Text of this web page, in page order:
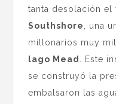
tanta desolación el
Southshore, una
millonarios muy
lago Mead . Este
se construyó la
embalsaron las